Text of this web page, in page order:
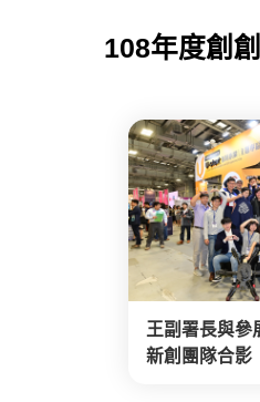
108年度創
王副署長與
新創團隊合影